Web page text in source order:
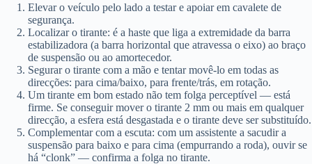
Elevar o veículo pelo lado a testar e apoiar em cavalete de
segurança.
Localizar o tirante: é a haste que liga a extremidade da barra
estabilizadora (a barra horizontal que atravessa o eixo) ao braço
de suspensão ou ao amortecedor.
Segurar o tirante com a mão e tentar movê-lo em todas as
direcções: para cima/baixo, para frente/trás, em rotação.
Um tirante em bom estado não tem folga perceptível — está
firme. Se conseguir mover o tirante 2 mm ou mais em qualquer
direcção, a esfera está desgastada e o tirante deve ser substituído.
Complementar com a escuta: com um assistente a sacudir a
suspensão para baixo e para cima (empurrando a roda), ouvir se
há “clonk” — confirma a folga no tirante.